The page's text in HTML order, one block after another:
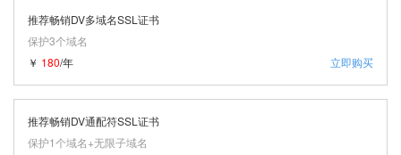
推荐畅销DV多域名SSL证书
保护3个域名
立即购买
￥ 180/年
推荐畅销DV通配符SSL证书
保护1个域名+无限子域名